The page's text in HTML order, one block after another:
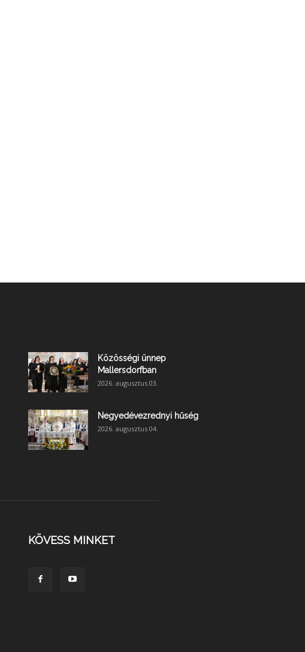
Közösségi ünnep
Mallersdorfban
2026. augusztus 03.
Negyedévezrednyi hűség
2026. augusztus 04.
KÖVESS MINKET